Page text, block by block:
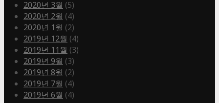
2020년 3월 (5)
2020년 2월 (4)
2020년 1월 (2)
2019년 12월 (4)
2019년 11월 (3)
2019년 9월 (3)
2019년 8월 (2)
2019년 7월 (4)
2019년 6월 (4)